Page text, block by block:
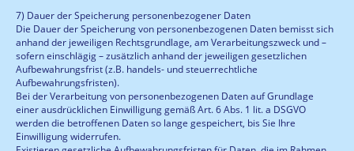
7) Dauer der Speicherung personenbezogener Daten
Die Dauer der Speicherung von personenbezogenen Daten bemisst sich
anhand der jeweiligen Rechtsgrundlage, am Verarbeitungszweck und –
sofern einschlägig – zusätzlich anhand der jeweiligen gesetzlichen
Aufbewahrungsfrist (z.B. handels- und steuerrechtliche
Aufbewahrungsfristen).
Bei der Verarbeitung von personenbezogenen Daten auf Grundlage
einer ausdrücklichen Einwilligung gemäß Art. 6 Abs. 1 lit. a DSGVO
werden die betroffenen Daten so lange gespeichert, bis Sie Ihre
Einwilligung widerrufen.